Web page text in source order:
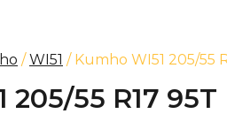
/WI51 / Kumho WI51 205/55
205/55 R17 95T